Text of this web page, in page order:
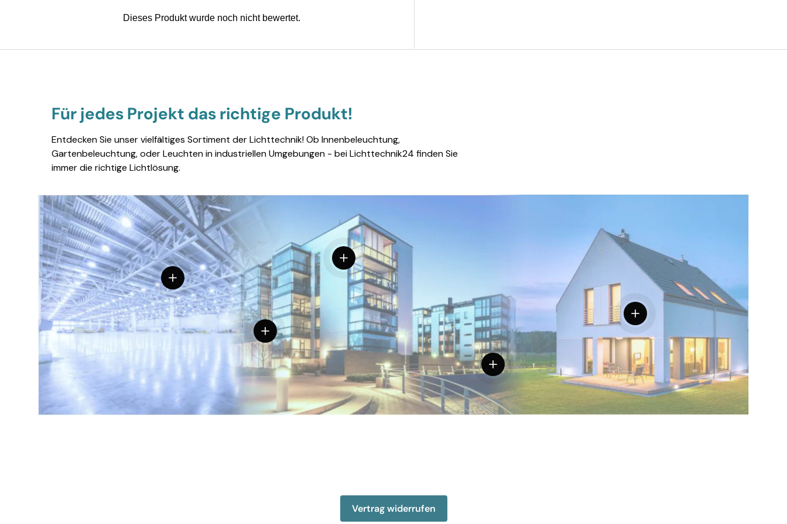
Für jedes Projekt das richtige Produkt!
Entdecken Sie unser vielfältiges Sortiment der Lichttechnik! Ob Innenbeleuchtung,
Gartenbeleuchtung, oder Leuchten in industriellen Umgebungen - bei Lichttechnik24 finden Sie
immer die richtige Lichtlösung.
Einzelheiten anzeigen
Einzelheiten anzeigen
Einzelheiten anzeigen
Einzelheiten anzeigen
Einzelheiten anzeigen
Vertrag widerrufen